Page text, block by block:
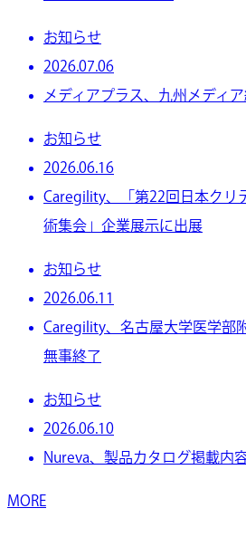
お知らせ
2026.07.06
メディアプラス、九州メディ
お知らせ
2026.06.16
Caregility、「第22回日本クリ
術集会」企業展示に出展
お知らせ
2026.06.11
Caregility、名古屋大学医学部
無事終了
お知らせ
2026.06.10
Nureva、製品カタログ掲載内
MORE